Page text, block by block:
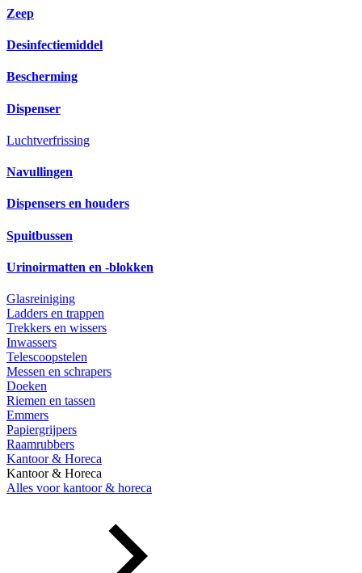
Zeep
Desinfectiemiddel
Bescherming
Dispenser
Luchtverfrissing
Navullingen
Dispensers en houders
Spuitbussen
Urinoirmatten en -blokken
Glasreiniging
Ladders en trappen
Trekkers en wissers
Inwassers
Telescoopstelen
Messen en schrapers
Doeken
Riemen en tassen
Emmers
Papiergrijpers
Raamrubbers
Kantoor & Horeca
Kantoor & Horeca
Alles voor kantoor & horeca